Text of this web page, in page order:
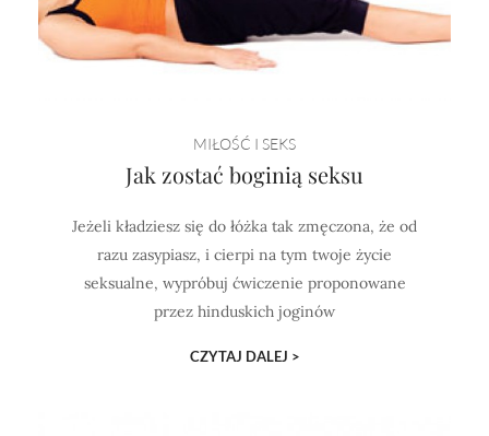
MIŁOŚĆ I SEKS
Jak zostać boginią seksu
Jeżeli kładziesz się do łóżka tak zmęczona, że od
razu zasypiasz, i cierpi na tym twoje życie
seksualne, wypróbuj ćwiczenie proponowane
przez hinduskich joginów
CZYTAJ DALEJ >